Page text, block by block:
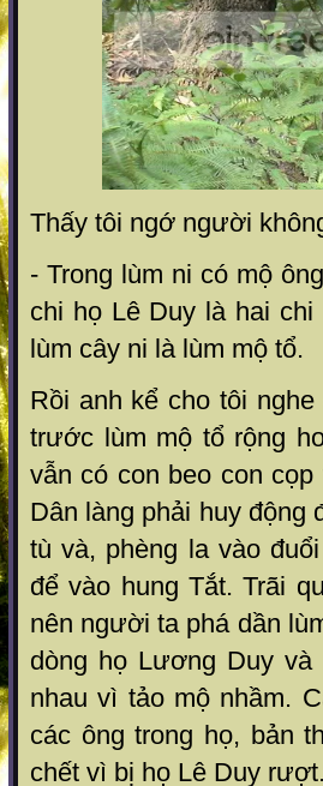
Thấy tôi ngớ người
- Trong lùm ni có mộ
chi họ Lê Duy là hai
lùm cây ni là lùm mộ tổ.
Rồi anh kể cho tôi
trước lùm mộ tổ rộng
vẫn có con beo con
Dân làng phải huy động
tù và, phèng la vào
để vào hung Tắt. Trãi
nên người ta phá dần
dòng họ Lương Duy
nhau vì tảo mộ nhầm.
các ông trong họ, bản
chết vì bị họ Lê Duy rượt.